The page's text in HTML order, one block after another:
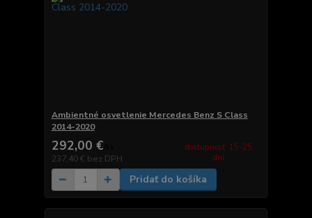
Ambientné osvetlenie Mercedes Benz S Class
2014-2020
292,00 €
237,40 € bez DPH
dostupnosť: 15-25
dní
Pridať do košíka